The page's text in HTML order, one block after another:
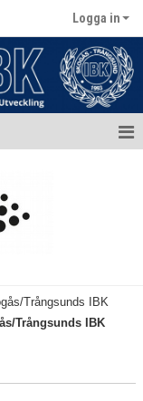
Logga in
Trångsunds IBK